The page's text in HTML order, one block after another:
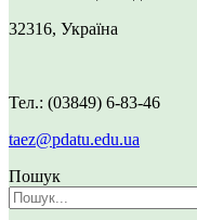
32316, Україна
Тел.: (03849) 6-83-46
taez@pdatu.edu.ua
Пошук